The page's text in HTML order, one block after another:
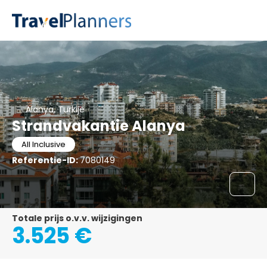
Alanya, Turkije
Strandvakantie Alanya
All Inclusive
Referentie-ID:7080149
Totale prijs o.v.v. wijzigingen
3.525 €